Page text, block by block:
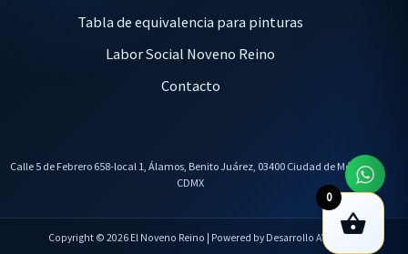
Tabla de equivalencia para pinturas
Labor Social Noveno Reino
Contacto
Calle 5 de Febrero 658-local 1, Álamos, Benito Juárez, 03400 Ciudad de México,
CDMX
Copyright © 2026 El Noveno Reino | Powered by Desarrollo AVL
0